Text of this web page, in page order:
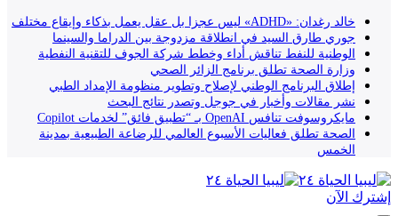
خالد رغدان: «ADHD» ليس عجزا بل عقل يعمل بذكاء وإيقاع مختلف
جوري طارق السيد في انطلاقة مزدوجة بين الدراما والسينما
الوطنية للنفط تناقش أداء وخطط شركة الجوف للتقنية النفطية
وزارة الصحة تطلق برنامج الزائر الصحي
إطلاق البرنامج الوطني لإصلاح وتطوير منظومة الإمداد الطبي
نشر مقالات وأخبار في جوجل وتصدر نتائج البحث
مايكروسوفت تنافس OpenAI بـ “تطبيق فائق” لخدمات Copilot
الصحة تطلق فعاليات الأسبوع العالمي للرضاعة الطبيعية بمدينة
الخمس
إشترك الآن